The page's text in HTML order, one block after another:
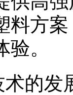
料方
。
的发